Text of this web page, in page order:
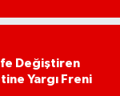
Değiştiren
Yargı Freni